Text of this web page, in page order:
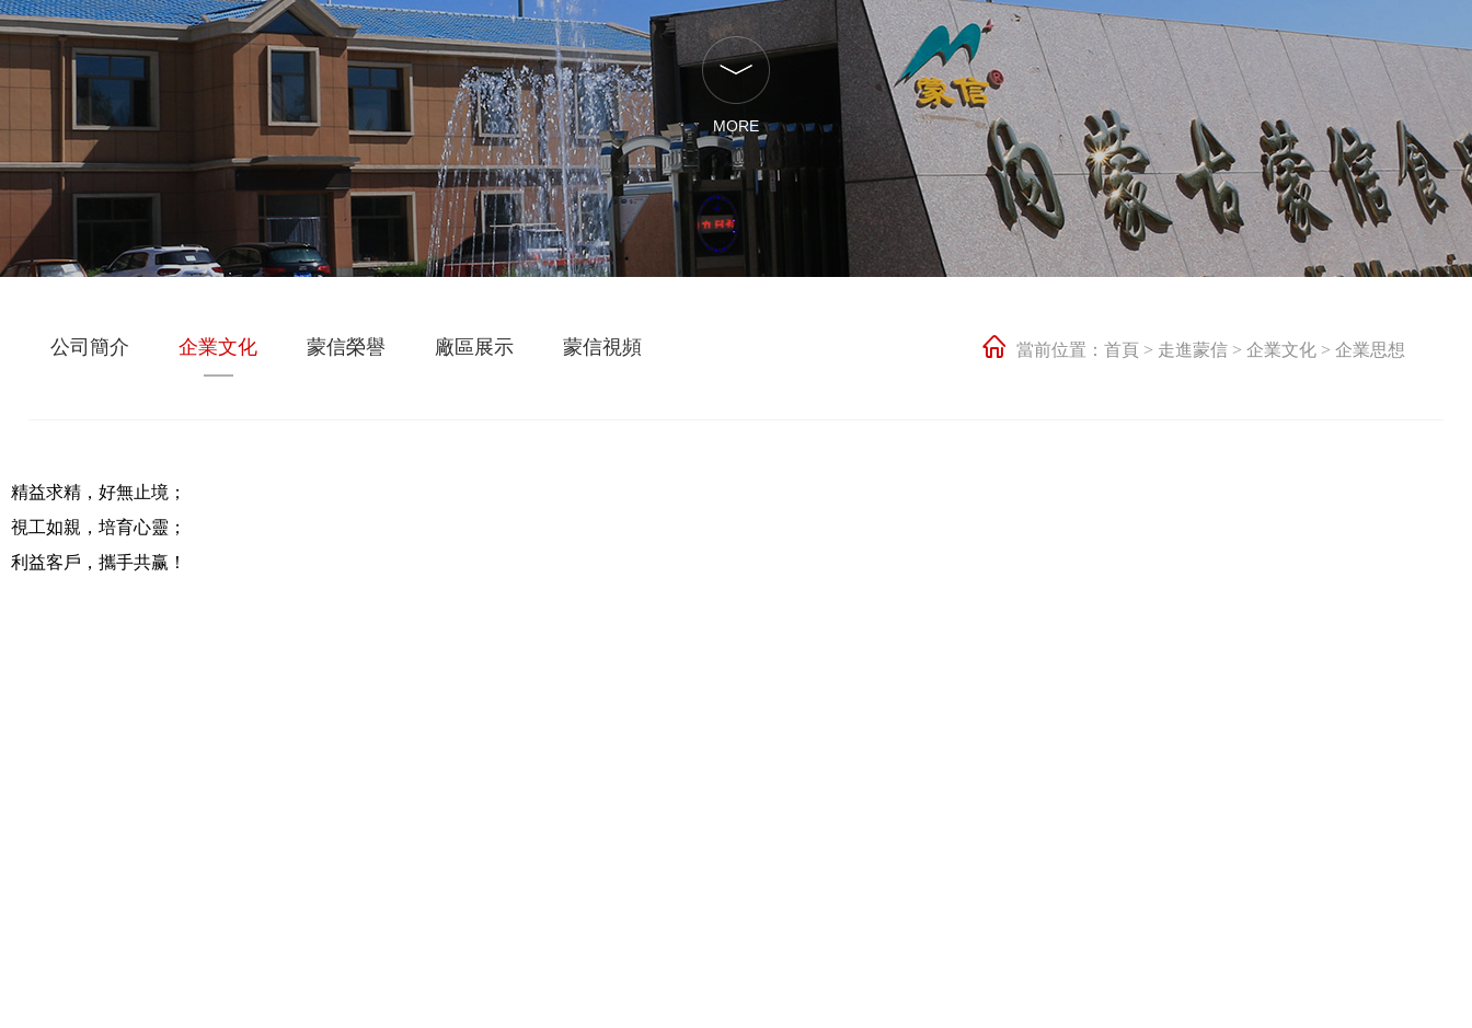
MORE
公司簡介 企業文化 蒙信榮譽 廠區展示 蒙信視頻 當前位置： 首頁 > 走進蒙信 > 企業文化 > 企業思想
精益求精，好無止境；
視工如親，培育心靈；
利益客戶，攜手共赢！